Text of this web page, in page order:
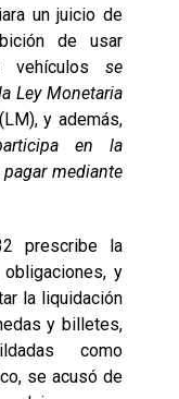
un juicio de
de usar
vehículos se
Ley Monetaria
(LM), y además,
en la
mediante
prescribe la
y
la liquidación
y billetes,
como
se acusó de